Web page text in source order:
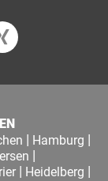
| Hamburg |
|
| Heidelberg |